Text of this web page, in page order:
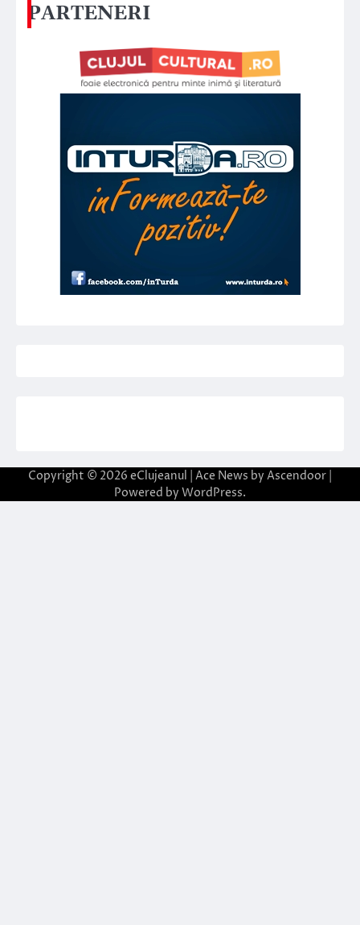
PARTENERI
Copyright © 2026 eClujeanul | Ace News by Ascendoor
Powered by WordPress.